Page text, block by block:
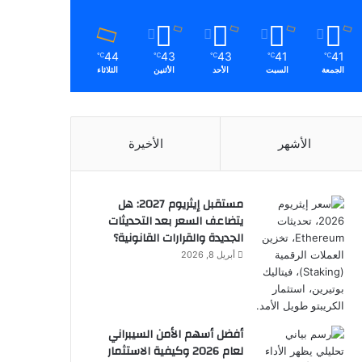
41
℃
الجمعة
41
℃
السبت
43
℃
الأحد
43
℃
الأثنين
44
℃
الثلاثاء
الأشهر الأخيرة
مستقبل إيثريوم 2027: هل
يتضاعف السعر بعد التحديثات
الجديدة والقرارات القانونية؟
أبريل 8, 2026
أفضل أسهم الأمن السيبراني
لعام 2026 وكيفية الاستثمار